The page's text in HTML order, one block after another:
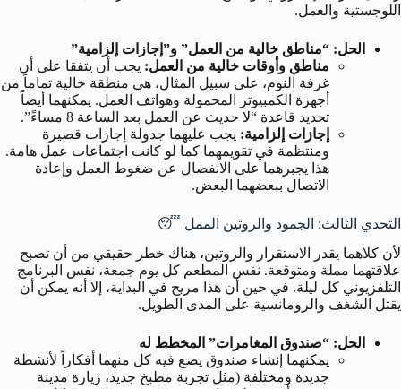
اللوجستية والعمل.
الحل: “مناطق خالية من العمل” و”إجازات إلزامية”
مناطق وأوقات خالية من العمل: يجب أن يتفقا على أن
غرفة النوم، على سبيل المثال، هي منطقة خالية تماماً من
أجهزة الكمبيوتر المحمولة وهواتف العمل. يمكنهما أيضاً
تحديد قاعدة “لا حديث عن العمل بعد الساعة 8 مساءً”.
إجازات إلزامية: يجب عليهما جدولة إجازات قصيرة
ومنتظمة في تقويمهما كما لو كانت اجتماعات عمل هامة.
هذا يجبرهما على الانفصال عن ضغوط العمل وإعادة
الاتصال ببعضهما البعض.
التحدي الثالث: الجمود والروتين الممل 😴
لأن كلاهما يقدر الاستقرار والروتين، هناك خطر حقيقي من أن تصبح
علاقتهما مملة ومتوقعة. نفس المطعم كل يوم جمعة، نفس البرنامج
التلفزيوني كل ليلة. في حين أن هذا مريح في البداية، إلا أنه يمكن أن
يقتل الشغف والرومانسية على المدى الطويل.
الحل: “صندوق المغامرات” المخطط له
يمكنهما إنشاء صندوق يضع فيه كل منهما أفكاراً لأنشطة
جديدة ومختلفة (مثل تجربة مطبخ جديد، زيارة مدينة